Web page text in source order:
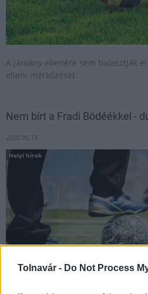
Tolnavár - Do Not Process
A járvány ellenére sem halasztják
elleni mérkőzését.
Nem bírt a Fradi Bödéékkel -
2020.05.13
Helyi hírek